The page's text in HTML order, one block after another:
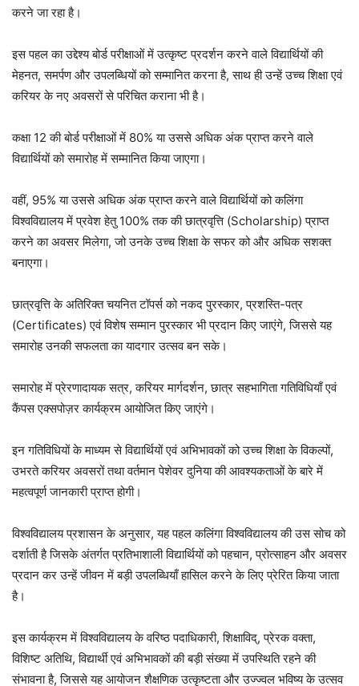
करने जा रहा है।
इस पहल का उद्देश्य बोर्ड परीक्षाओं में उत्कृष्ट प्रदर्शन करने वाले विद्यार्थियों की
मेहनत, समर्पण और उपलब्धियों को सम्मानित करना है, साथ ही उन्हें उच्च शिक्षा एवं
करियर के नए अवसरों से परिचित कराना भी है।
कक्षा 12 की बोर्ड परीक्षाओं में 80% या उससे अधिक अंक प्राप्त करने वाले
विद्यार्थियों को समारोह में सम्मानित किया जाएगा।
वहीं, 95% या उससे अधिक अंक प्राप्त करने वाले विद्यार्थियों को कलिंगा
विश्वविद्यालय में प्रवेश हेतु 100% तक की छात्रवृत्ति (Scholarship) प्राप्त
करने का अवसर मिलेगा, जो उनके उच्च शिक्षा के सफर को और अधिक सशक्त
बनाएगा।
छात्रवृत्ति के अतिरिक्त चयनित टॉपर्स को नकद पुरस्कार, प्रशस्ति-पत्र
(Certificates) एवं विशेष सम्मान पुरस्कार भी प्रदान किए जाएंगे, जिससे यह
समारोह उनकी सफलता का यादगार उत्सव बन सके।
समारोह में प्रेरणादायक सत्र, करियर मार्गदर्शन, छात्र सहभागिता गतिविधियाँ एवं
कैंपस एक्सपोज़र कार्यक्रम आयोजित किए जाएंगे।
इन गतिविधियों के माध्यम से विद्यार्थियों एवं अभिभावकों को उच्च शिक्षा के विकल्पों,
उभरते करियर अवसरों तथा वर्तमान पेशेवर दुनिया की आवश्यकताओं के बारे में
महत्वपूर्ण जानकारी प्राप्त होगी।
विश्वविद्यालय प्रशासन के अनुसार, यह पहल कलिंगा विश्वविद्यालय की उस सोच को
दर्शाती है जिसके अंतर्गत प्रतिभाशाली विद्यार्थियों को पहचान, प्रोत्साहन और अवसर
प्रदान कर उन्हें जीवन में बड़ी उपलब्धियाँ हासिल करने के लिए प्रेरित किया जाता
है।
इस कार्यक्रम में विश्वविद्यालय के वरिष्ठ पदाधिकारी, शिक्षाविद्, प्रेरक वक्ता,
विशिष्ट अतिथि, विद्यार्थी एवं अभिभावकों की बड़ी संख्या में उपस्थिति रहने की
संभावना है, जिससे यह आयोजन शैक्षणिक उत्कृष्टता और उज्ज्वल भविष्य के उत्सव